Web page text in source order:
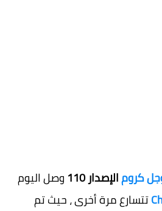
كرومالإصدار 110
وصل اليوم
تتسارع مرة أخرى ، حيث تم